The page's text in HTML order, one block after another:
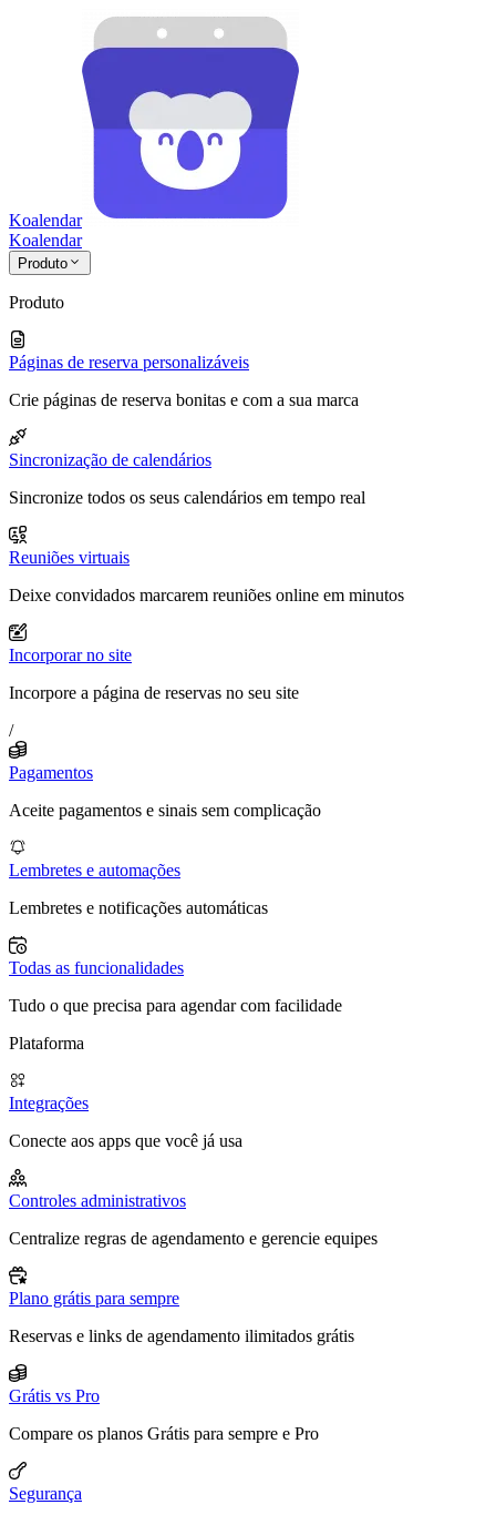
Koalendar
Koalendar
Produto
Produto
Páginas de reserva personalizáveis
Crie páginas de reserva bonitas e com a sua marca
Sincronização de calendários
Sincronize todos os seus calendários em tempo real
Reuniões virtuais
Deixe convidados marcarem reuniões online em minutos
Incorporar no site
Incorpore a página de reservas no seu site
/
Pagamentos
Aceite pagamentos e sinais sem complicação
Lembretes e automações
Lembretes e notificações automáticas
Todas as funcionalidades
Tudo o que precisa para agendar com facilidade
Plataforma
Integrações
Conecte aos apps que você já usa
Controles administrativos
Centralize regras de agendamento e gerencie equipes
Plano grátis para sempre
Reservas e links de agendamento ilimitados grátis
Grátis vs Pro
Compare os planos Grátis para sempre e Pro
Segurança